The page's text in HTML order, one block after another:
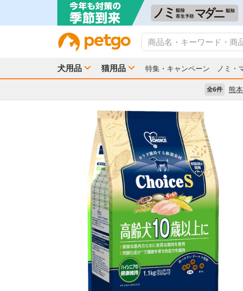
犬用品 猫用品 特集・キャンペーン ノミ・
全6件 熊